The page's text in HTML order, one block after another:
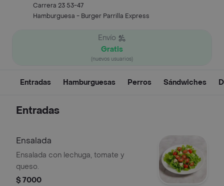
Carrera 23 53-47
Hamburguesa - Burger Parrilla Express
Envío
Gratis
(nuevos usuarios)
Entradas Hamburguesas Perros Sándwiches
Entradas
Ensalada
Ensalada con lechuga, tomate y
queso.
$ 7000